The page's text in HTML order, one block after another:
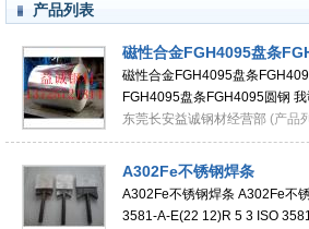
产品列表
磁性合金FGH4095盘条
磁性合金FGH4095盘条
FGH4095盘条FGH4095圆钢
东莞长安益诚钢材经营部 (产品
A302Fe不锈钢焊条
A302Fe不锈钢焊条 A302Fe不
3581-A-E(22 12)R 5 3 ISO